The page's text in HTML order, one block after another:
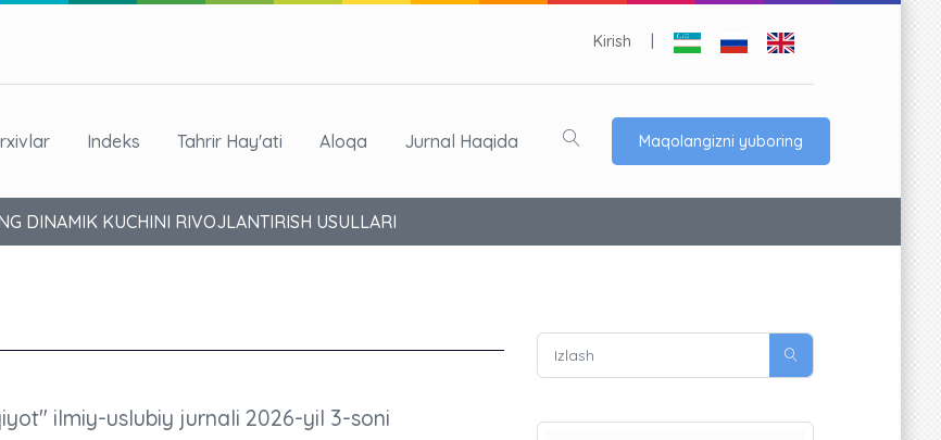
Kirish
Indeks Tahrir Hay'ati Aloqa Jurnal Haqida Maqolangizni yuboring
DINAMIK KUCHINI RIVOJLANTIRISH USULLARI
ilmiy-uslubiy jurnali 2026-yil 3-soni